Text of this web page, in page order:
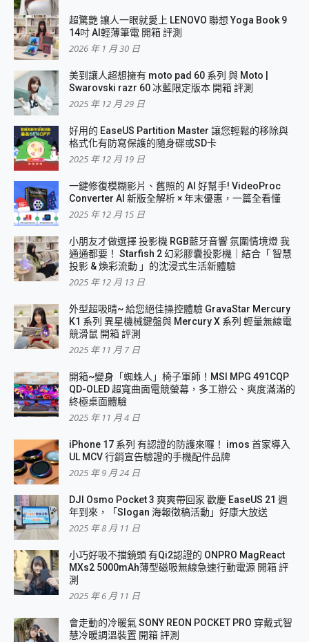
超驚艷 讓人一眼就愛上 LENOVO 聯想 Yoga Book 9
14吋 AI輕薄筆電 開箱 評測
2026 年 1 月 30 日
美到讓人超想擁有 moto pad 60 系列 與 Moto |
Swarovski razr 60 冰藍限定版本 開箱 評測
2025 年 12 月 29 日
好用的 EaseUS Partition Master 讓您輕鬆的移除與
格式化有防寫保護的隨身碟或SD卡
2025 年 12 月 19 日
一鍵修復模糊影片、舊照的 AI 好幫手! VideoProc
Converter AI 新版全解析 × 年末優惠，一篇全看懂
2025 年 12 月 15 日
小朋友才做選擇 投影機 RGB藍牙音響 氛圍情境燈 我
通通都要！ Starfish 2 幻彩膠囊投影機｜結合「 智慧
投影 & 煥彩流動 」的沈浸式生活新體驗
2025 年 12 月 13 日
外型超吸晴~ 給您絕佳操控體驗 GravaStar Mercury
K1 系列 異星機械鍵盤與 Mercury X 系列 輕量無線電
競滑鼠 開箱 評測
2025 年 11 月 7 日
開箱~變身「蜘蛛人」椅子軍師！MSI MPG 491CQP
QD-OLED 超寬曲面電競螢幕，多工辦公、爽度滿滿的
終極桌面體驗
2025 年 11 月 4 日
iPhone 17 系列 有認證的防護來囉！ imos 首家導入
UL MCV 行銷宣告驗證的手機配件品牌
2025 年 9 月 24 日
DJI Osmo Pocket 3 爽爽帶回家 歡慶 EaseUS 21 週
年到來，「Slogan 海報徵稿活動」好康大放送
2025 年 8 月 11 日
小巧好吸不擋鏡頭 有Qi2認證的 ONPRO MagReact
MXs2 5000mAh薄型磁吸無線急速行動電源 開箱 評
測
2025 年 6 月 11 日
會走動的冷暖氣 SONY REON POCKET PRO 穿戴式智
慧冷暖調溫裝置 開箱 評測